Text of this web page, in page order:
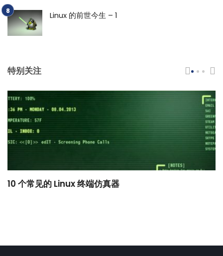
Linux 的前世今生 – 1
特别关注
10 个常见的 Linux 终端仿真器